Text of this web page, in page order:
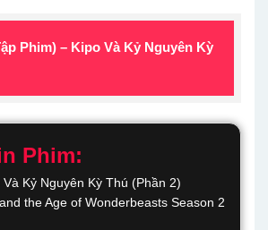
Phim) – Kipo Và Kỷ Nguyên Kỳ
Phim:
Kỷ Nguyên Kỳ Thú (Phần 2)
the Age of Wonderbeasts Season 2